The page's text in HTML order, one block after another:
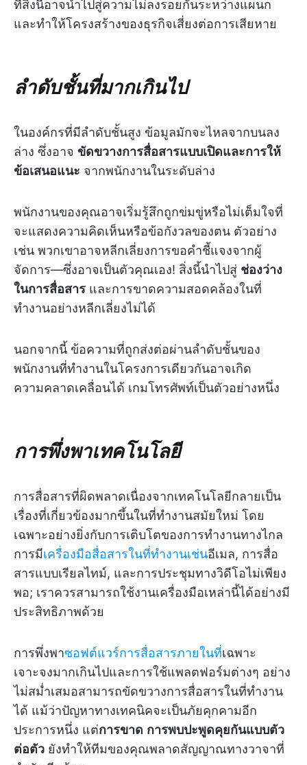
ที่สิ่งนี้อาจนำไปสู่ความไม่ลงรอยกันระหว่างแผนก
และทำให้โครงสร้างของธุรกิจเสี่ยงต่อการเสียหาย
ลำดับชั้นที่มากเกินไป
ในองค์กรที่มีลำดับชั้นสูง ข้อมูลมักจะไหลจากบนลง
ล่าง ซึ่งอาจ ขัดขวางการสื่อสารแบบเปิดและการให้
ข้อเสนอแนะ จากพนักงานในระดับล่าง
พนักงานของคุณอาจเริ่มรู้สึกถูกข่มขู่หรือไม่เต็มใจที่
จะแสดงความคิดเห็นหรือข้อกังวลของตน ตัวอย่าง
เช่น พวกเขาอาจหลีกเลี่ยงการขอคำชี้แจงจากผู้
จัดการ—ซึ่งอาจเป็นตัวคุณเอง! สิ่งนี้นำไปสู่ ช่องว่าง
ในการสื่อสาร และการขาดความสอดคล้องในที่
ทำงานอย่างหลีกเลี่ยงไม่ได้
นอกจากนี้ ข้อความที่ถูกส่งต่อผ่านลำดับชั้นของ
พนักงานที่ทำงานในโครงการเดียวกันอาจเกิด
ความคลาดเคลื่อนได้ เกมโทรศัพท์เป็นตัวอย่างหนึ่ง
การพึ่งพาเทคโนโลยี
การสื่อสารที่ผิดพลาดเนื่องจากเทคโนโลยีกลายเป็น
เรื่องที่เกี่ยวข้องมากขึ้นในที่ทำงานสมัยใหม่ โดย
เฉพาะอย่างยิ่งกับการเติบโตของการทำงานทางไกล
การมีเครื่องมือสื่อสารในที่ทำงานเช่นอีเมล, การสื่อ
สารแบบเรียลไทม์, และการประชุมทางวิดีโอไม่เพียง
พอ; เราควรสามารถใช้งานเครื่องมือเหล่านี้ได้อย่างมี
ประสิทธิภาพด้วย
การพึ่งพาซอฟต์แวร์การสื่อสารภายในที่เฉพาะ
เจาะจงมากเกินไปและการใช้แพลตฟอร์มต่างๆ อย่าง
ไม่สม่ำเสมอสามารถขัดขวางการสื่อสารในที่ทำงาน
ได้ แม้ว่าปัญหาทางเทคนิคจะเป็นภัยคุกคามอีก
ประการหนึ่ง แต่การขาด การพบปะพูดคุยกันแบบตัว
ต่อตัว ยังทำให้ทีมของคุณพลาดสัญญาณทางวาจาที่